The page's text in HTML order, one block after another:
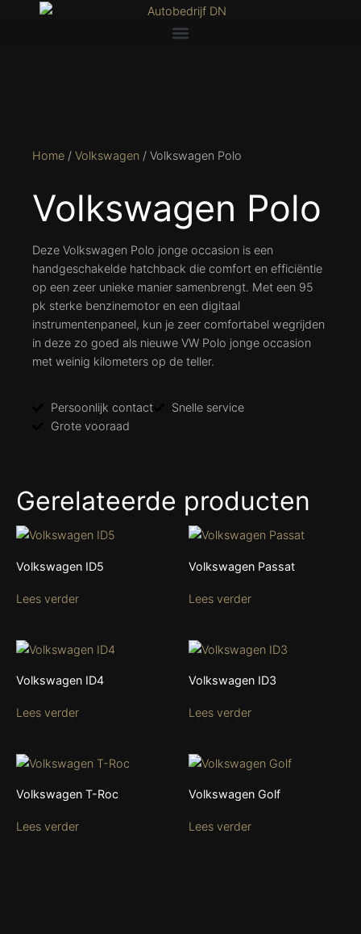
Home / Volkswagen / Volkswagen Polo
Volkswagen Polo
Deze Volkswagen Polo jonge occasion is een
handgeschakelde hatchback die comfort en efficiëntie
op een zeer unieke manier samenbrengt. Met een 95
pk sterke benzinemotor en een digitaal
instrumentenpaneel, kun je zeer comfortabel wegrijden
in deze zo goed als nieuwe VW Polo jonge occasion
met weinig kilometers op de teller.
Persoonlijk contact
Snelle service
Grote vooraad
Gerelateerde producten
Volkswagen ID5
Lees verder
Volkswagen Passat
Lees verder
Volkswagen ID4
Lees verder
Volkswagen ID3
Lees verder
Volkswagen T-Roc
Lees verder
Volkswagen Golf
Lees verder